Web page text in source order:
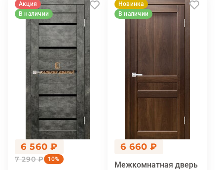
Акция
В наличии
6 560 ₽
7 290 ₽ 10%
Новинка
В наличии
6 660 ₽
Межкомнатная дверь